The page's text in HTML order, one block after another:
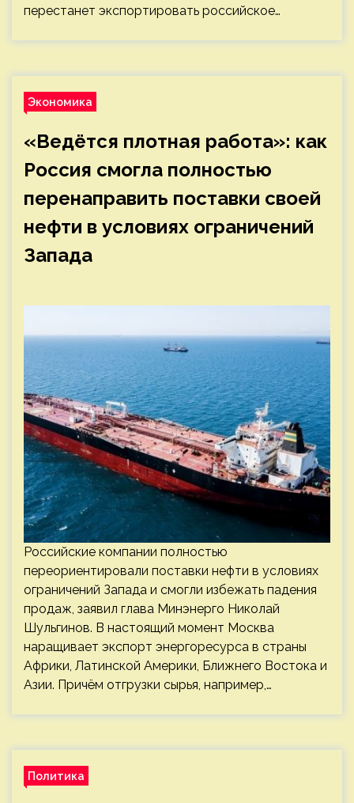
перестанет экспортировать российское…
Экономика
«Ведётся плотная работа»: как
Россия смогла полностью
перенаправить поставки своей
нефти в условиях ограничений
Запада
Российские компании полностью
переориентировали поставки нефти в условиях
ограничений Запада и смогли избежать падения
продаж, заявил глава Минэнерго Николай
Шульгинов. В настоящий момент Москва
наращивает экспорт энергоресурса в страны
Африки, Латинской Америки, Ближнего Востока и
Азии. Причём отгрузки сырья, например,…
Политика